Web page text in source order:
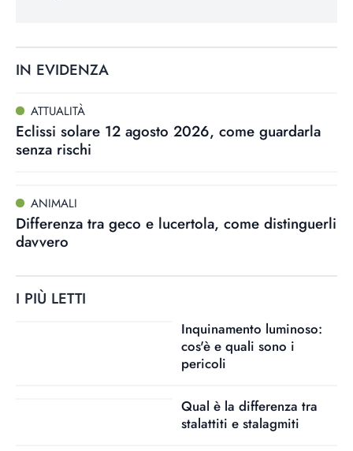
IN EVIDENZA
ATTUALITÀ
Eclissi solare 12 agosto 2026, come guardarla
senza rischi
ANIMALI
Differenza tra geco e lucertola, come distinguerli
davvero
I PIÙ LETTI
Inquinamento luminoso:
cos'è e quali sono i
pericoli
Qual è la differenza tra
stalattiti e stalagmiti